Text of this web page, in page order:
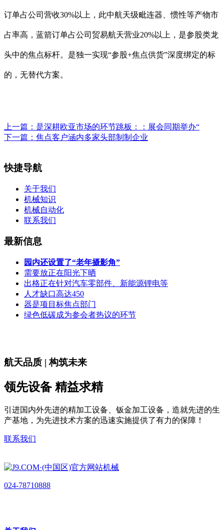
订单占公司营收30%以上，此中航天级毗连器、惯性等产物市
占率高，蓝箭订单占公司贸易航天营业20%以上，是参股类龙
头中的焦点标杆。是独一实现“参股+焦点供货”深度绑定的标
的，无替代方案。
上一篇： 是深耕欧亚市场的环节跳板：：展会同期举办“
下一篇： 焦点客户涵内多家头部制制企业
快捷导航
关于我们
机械知识
机械自动化
联系我们
最新信息
园内还设置了“老年摄影角”
需要放正在阳光下晒
出格正在针对汽车零部件、新能源锂电等
人才缺口高达450
器是项目标焦点部门
绿色低碳成为参会者热议的环节
航天品质 | 构筑未来
领先设备 精益求精
引进国内外先进的精加工设备、钣金加工设备，造就先进的生
产基地，为先进技术方案的迅速实施提供了有力的保障！
联系我们
024-78710888